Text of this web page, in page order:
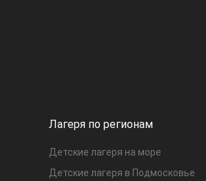
Лагеря по регионам
Детские лагеря на море
Детские лагеря в Подмосковье